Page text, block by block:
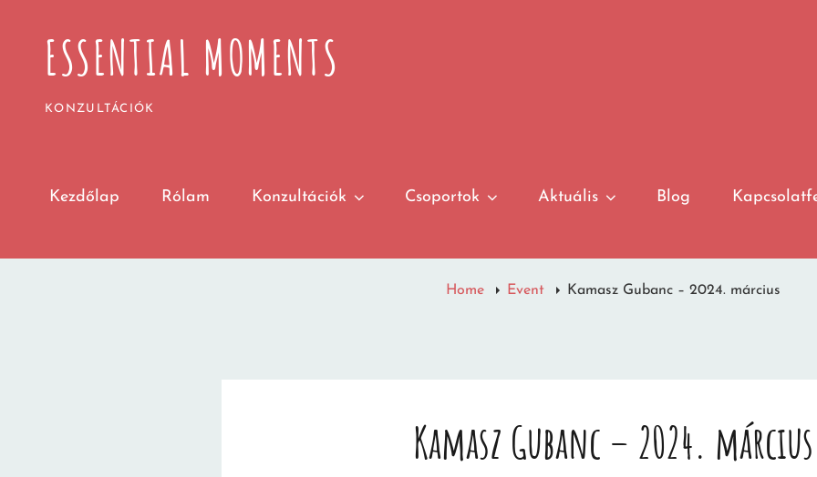
ESSENTIAL MOMENTS
KONZULTÁCIÓK
Kezdőlap Rólam Konzultációk Csoportok Aktuális Blog
Home Event Kamasz Gubanc – 2024. március
Kamasz Gubanc – 2024. március